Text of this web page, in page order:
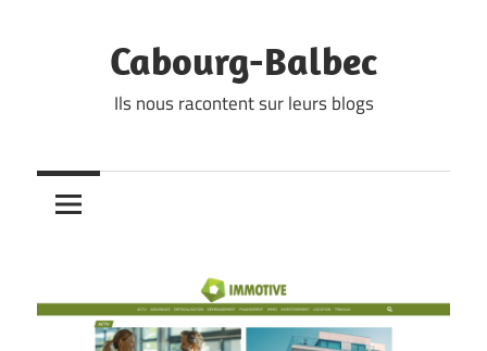
Cabourg-Balbec
Ils nous racontent sur leurs blogs